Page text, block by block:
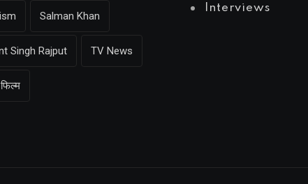
Salman Khan
Singh Rajput TV News
Interviews